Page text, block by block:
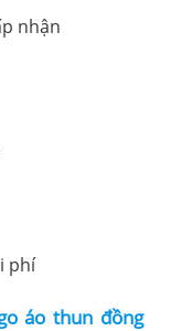
nhận
phí
áo thun đồng